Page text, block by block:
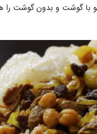
با گوشت و بدون گوشت را